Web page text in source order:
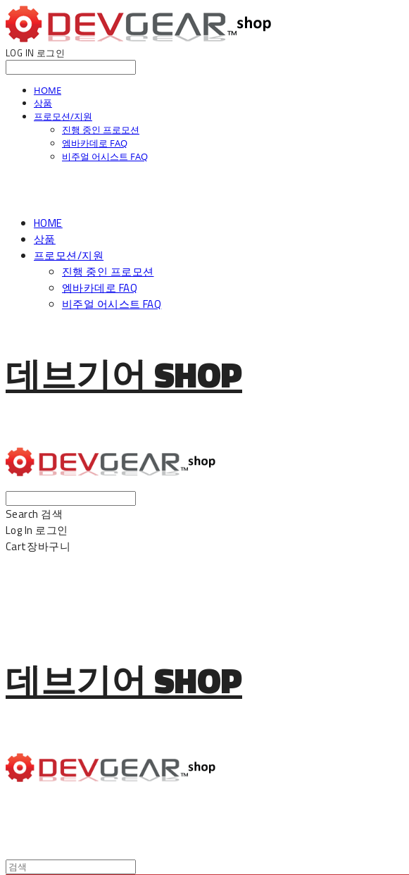
LOG IN 로그인
HOME
상품
프로모션/지원
진행 중인 프로모션
엠바카데로 FAQ
비주얼 어시스트 FAQ
HOME
상품
프로모션/지원
진행 중인 프로모션
엠바카데로 FAQ
비주얼 어시스트 FAQ
데브기어 SHOP
Search 검색
Log In 로그인
Cart장바구니
데브기어 SHOP